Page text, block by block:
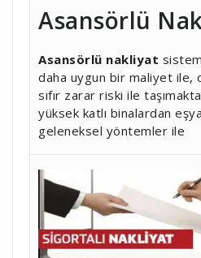
Asansörlü
Asansörlü nakliyat
daha uygun bir maliyet ile,
sıfır zarar riski ile
yüksek katlı binalardan
geleneksel yöntemler ile